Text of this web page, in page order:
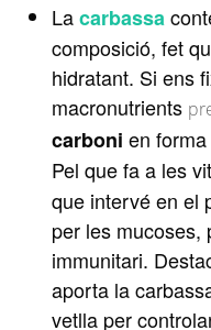
Lacarbassa
composició, fet
hidratant. Si ens
macronutrients
carboni en
Pel que fa a les
que intervé en el
per les mucoses,
immunitari.
aporta la
vetlla per